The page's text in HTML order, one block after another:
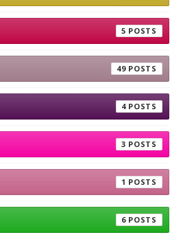
5
49
4
3
1
6